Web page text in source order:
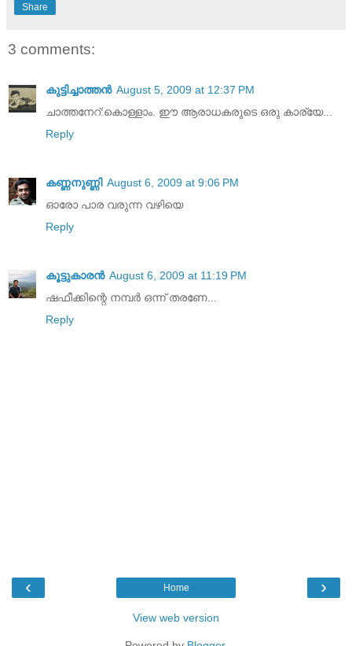
Share
3 comments:
കുട്ടിച്ചാത്തന്‍ August 5, 2009 at 12:37 PM
ചാത്തനേറ്:കൊള്ളാം. ഈ ആരാധകരുടെ ഒരു കാര്യേ...
Reply
കണ്ണനുണ്ണി August 6, 2009 at 9:06 PM
ഓരോ പാര വരുന്ന വഴിയെ
Reply
കൂട്ടുകാരൻ August 6, 2009 at 11:19 PM
ഷഫീക്കിന്റെ നമ്പര്‍ ഒന്ന് തരണേ...
Reply
‹ ›
Home
View web version